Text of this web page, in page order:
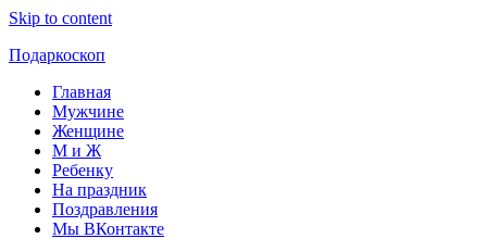
Skip to content
Подаркоскоп
Поможем
выбрать
подарить
Главная
Мужчине
Женщине
М и Ж
Ребенку
На праздник
Поздравления
Мы ВКонтакте